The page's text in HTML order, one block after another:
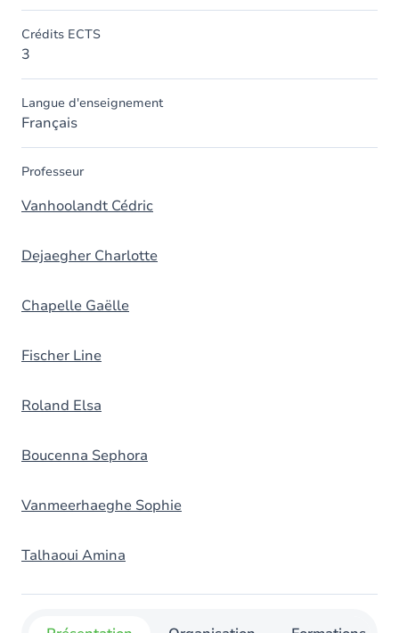
Crédits ECTS
3
Langue d'enseignement
Français
Professeur
Vanhoolandt Cédric
Dejaegher Charlotte
Chapelle Gaëlle
Fischer Line
Roland Elsa
Boucenna Sephora
Vanmeerhaeghe Sophie
Talhaoui Amina